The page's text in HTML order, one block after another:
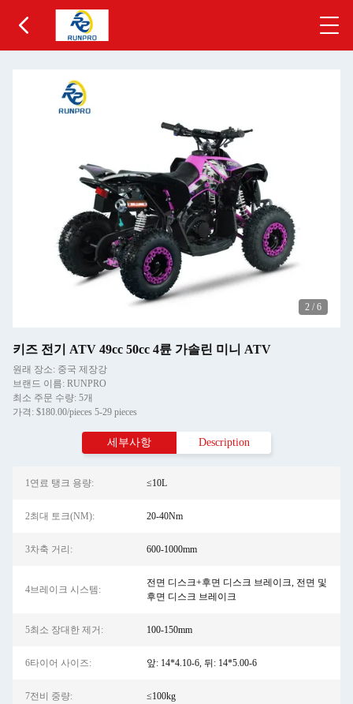
2 / 6
키즈 전기 ATV 49cc 50cc 4륜 가솔린 미니 ATV
원래 장소: 중국 제장강
브랜드 이름: RUNPRO
최소 주문 수량: 5개
가격: $180.00/pieces 5-29 pieces
세부사항 Description
1연료 탱크 용량: ≤10L
2최대 토크(NM): 20-40Nm
3차축 거리: 600-1000mm
4브레이크 시스템:
전면 디스크+후면 디스크 브레이크, 전면 및
후면 디스크 브레이크
5최소 장대한 제거: 100-150mm
6타이어 사이즈: 앞: 14*4.10-6, 뒤: 14*5.00-6
7전비 중량: ≤100kg